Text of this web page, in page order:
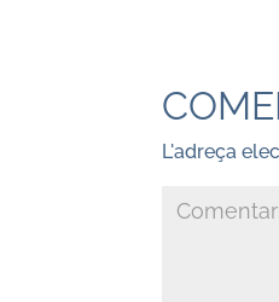
L'adreça